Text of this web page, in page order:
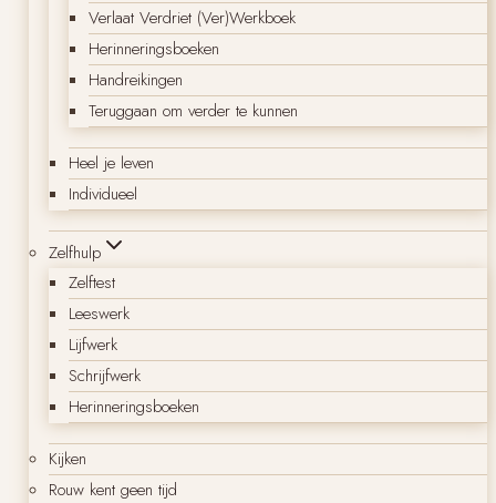
Verlaat Verdriet (Ver)Werkboek
Herinneringsboeken
Handreikingen
Teruggaan om verder te kunnen
Heel je leven
Individueel
Zelfhulp
Zelftest
Leeswerk
Lijfwerk
Schrijfwerk
Herinneringsboeken
Kijken
Rouw kent geen tijd